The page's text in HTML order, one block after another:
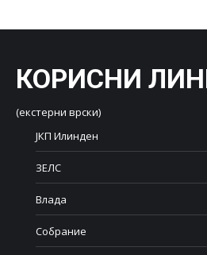
КОРИСНИ
(екстерни врски)
ЈКП Илинден
ЗЕЛС
Влада
Собрание